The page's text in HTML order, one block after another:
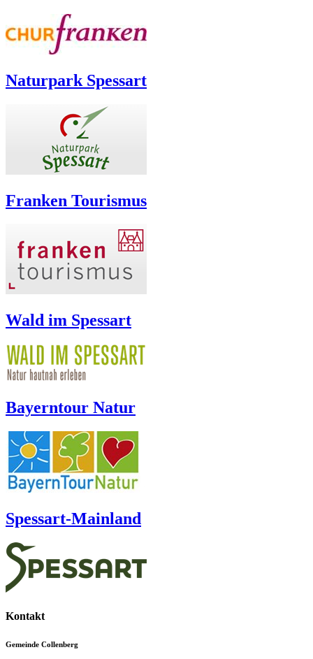
Naturpark Spessart
Franken Tourismus
Wald im Spessart
Bayerntour Natur
Spessart-Mainland
Kontakt
Gemeinde Collenberg